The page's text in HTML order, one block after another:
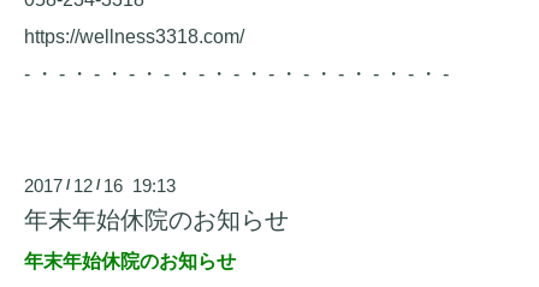
https://wellness3318.com/
- ・ - ・ - ・ - ・ - ・ - ・ - ・ - ・ - ・ - ・ - ・ - ・ -
2017 / 12 / 16 19:13
年末年始休院のお知らせ
年末年始休院のお知らせ